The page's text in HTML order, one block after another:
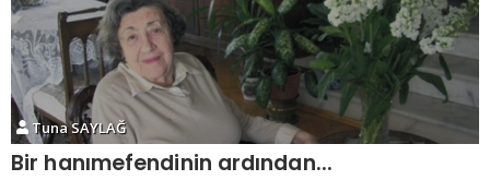
Tuna SAYLAĞ
Bir hanımefendinin ardından...